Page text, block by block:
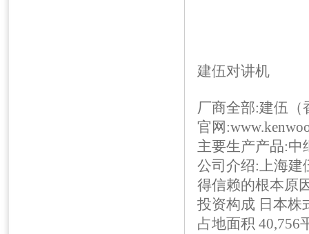
建伍对讲机
厂商全部:建伍（
官网
主要生产产品:中
公司介绍:上海建
得信赖的根本原
投资构成 日本株
占地面积 40,756